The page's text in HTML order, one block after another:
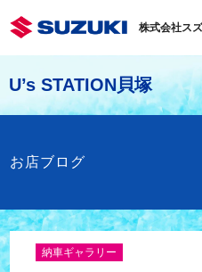
株式会社ス
U’s STATION貝塚
お店ブログ
納車ギャラリー